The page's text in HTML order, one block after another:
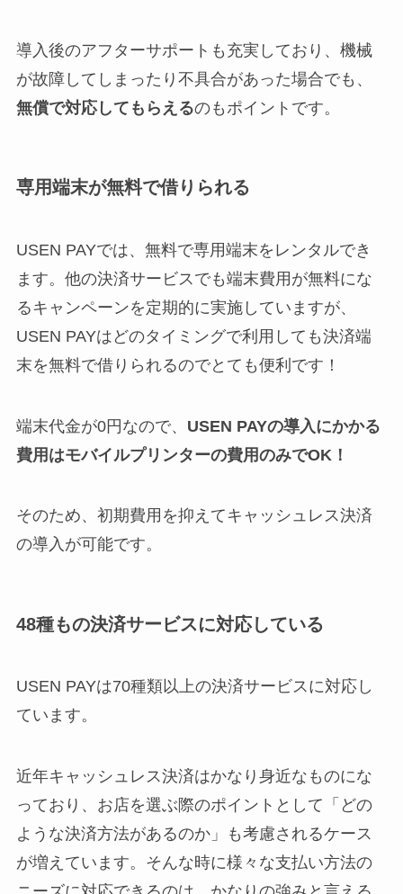
導入後のアフターサポートも充実しており、機械
が故障してしまったり不具合があった場合でも、
無償で対応してもらえるのもポイントです。
専用端末が無料で借りられる
USEN PAYでは、無料で専用端末をレンタルでき
ます。他の決済サービスでも端末費用が無料にな
るキャンペーンを定期的に実施していますが、
USEN PAYはどのタイミングで利用しても決済端
末を無料で借りられるのでとても便利です！
端末代金が0円なので、 USEN PAYの導入にかかる
費用はモバイルプリンターの費用のみでOK！
そのため、初期費用を抑えてキャッシュレス決済
の導入が可能です。
48種もの決済サービスに対応している
USEN PAYは70種類以上の決済サービスに対応し
ています。
近年キャッシュレス決済はかなり身近なものにな
っており、お店を選ぶ際のポイントとして「どの
ような決済方法があるのか」も考慮されるケース
が増えています。そんな時に様々な支払い方法の